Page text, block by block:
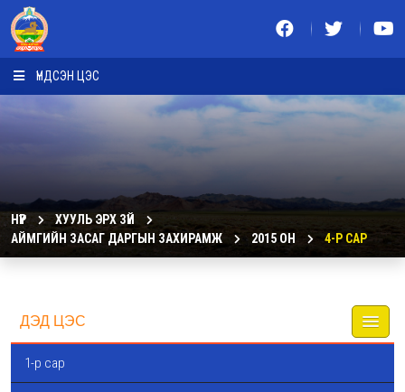
ҮНДСЭН ЦЭС
НҮҮР
ХУУЛЬ ЭРХ ЗҮЙ
АЙМГИЙН ЗАСАГ ДАРГЫН ЗАХИРАМЖ
2015 ОН 4-Р САР
ДЭД ЦЭС
1-р сар